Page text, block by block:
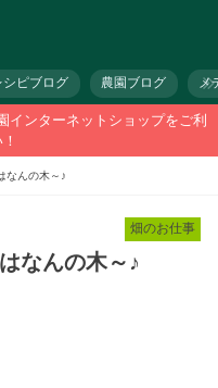
シピブログ 農園ブログ メ
インターネットショップをご利
なんの木～♪
畑のお仕事
なんの木～♪